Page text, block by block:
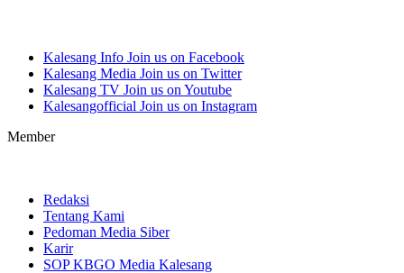
Kalesang Info Join us on Facebook
Kalesang Media Join us on Twitter
Kalesang TV Join us on Youtube
Kalesangofficial Join us on Instagram
Member
Redaksi
Tentang Kami
Pedoman Media Siber
Karir
SOP KBGO Media Kalesang